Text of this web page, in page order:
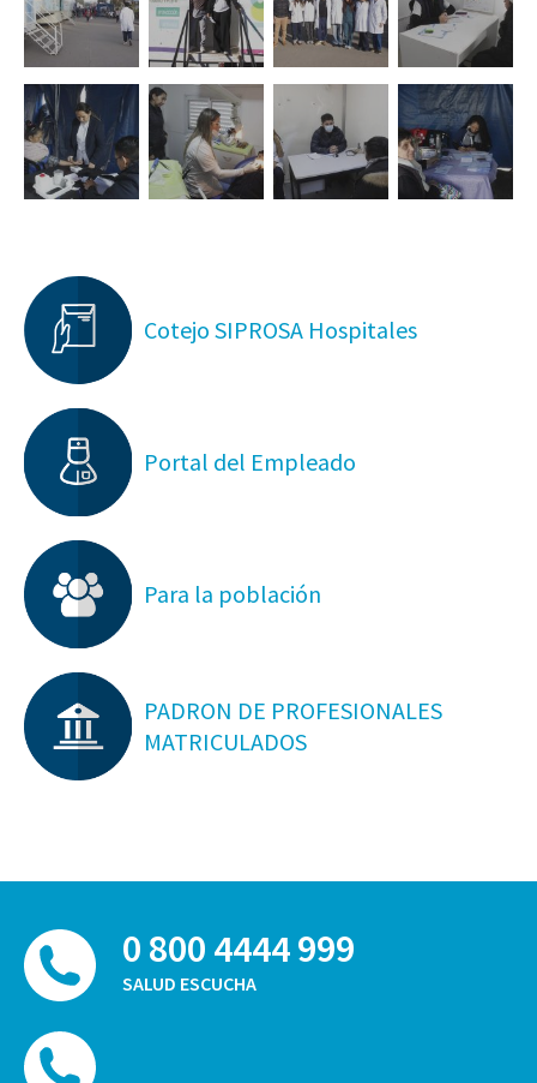
Cotejo SIPROSA Hospitales
Portal del Empleado
Para la población
PADRON DE PROFESIONALES
MATRICULADOS
0 800 4444 999
SALUD ESCUCHA